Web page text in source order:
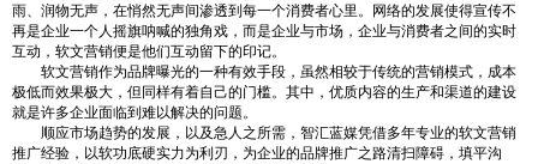
雨、润物无声，在悄然无声间渗透到每一个消费者心里。网络的发展使得宣传不
再是企业一个人摇旗呐喊的独角戏，而是企业与市场，企业与消费者之间的实时
互动，软文营销便是他们互动留下的印记。
软文营销作为品牌曝光的一种有效手段，虽然相较于传统的营销模式，成本
极低而效果极大，但同样有着自己的门槛。其中，优质内容的生产和渠道的建设
就是许多企业面临到难以解决的问题。
顺应市场趋势的发展，以及急人之所需，智汇蓝媒凭借多年专业的软文营销
推广经验，以软功底硬实力为利刃，为企业的品牌推广之路清扫障碍，填平沟